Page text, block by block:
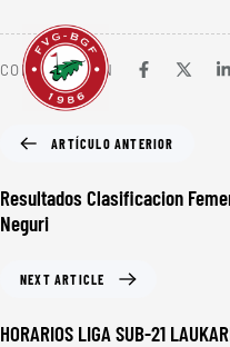
COMPARTIR EN
ARTÍCULO ANTERIOR
Resultados Clasificacion
Neguri
NEXT ARTICLE
HORARIOS LIGA SUB-21